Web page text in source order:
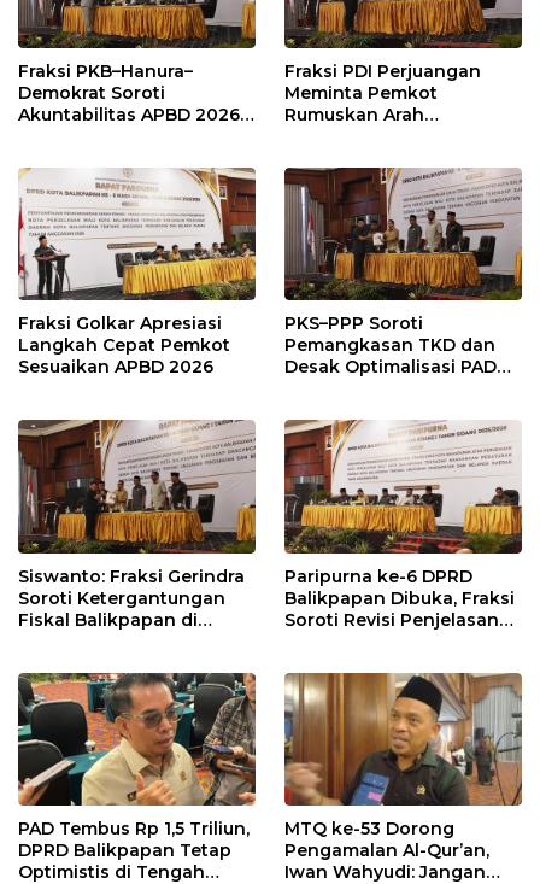
Fraksi PKB–Hanura–
Demokrat Soroti
Akuntabilitas APBD 2026
Modal
Fraksi PDI Perjuangan
Meminta Pemkot
Rumuskan Arah
Penyangga IKN
Fraksi Golkar Apresiasi
Langkah Cepat Pemkot
Sesuaikan APBD 2026
PKS–PPP Soroti
Pemangkasan TKD dan
Desak Optimalisasi PAD
Siswanto: Fraksi Gerindra
Soroti Ketergantungan
Fiskal Balikpapan di
Paripurna ke-6 DPRD
Balikpapan Dibuka, Fraksi
Soroti Revisi Penjelasan
PAD Tembus Rp 1,5 Triliun,
DPRD Balikpapan Tetap
Optimistis di Tengah
MTQ ke-53 Dorong
Pengamalan Al-Qur’an,
Iwan Wahyudi: Jangan